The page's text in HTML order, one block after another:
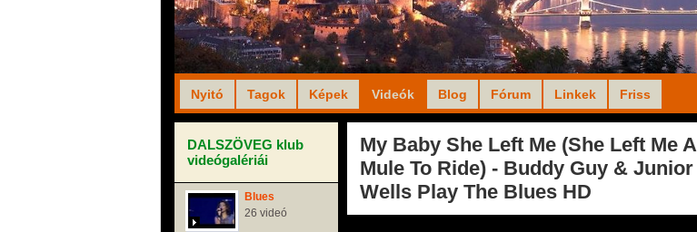
Nyitó Tagok Képek Videók Blog Fórum Linkek Friss
DALSZÖVEG klub
videógalériái
Blues
26 videó
My Baby She Left Me (She Left Me A
Mule To Ride) - Buddy Guy & Junior
Wells Play The Blues HD